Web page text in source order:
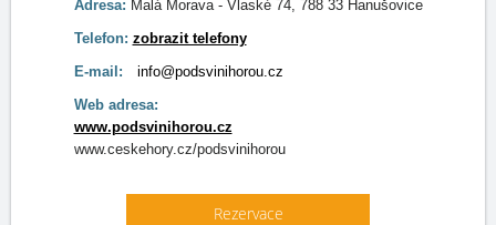
Adresa: Malá Morava - Vlaské 74, 788 33 Hanušovice
Telefon: zobrazit telefony
E-mail:
info@podsvinihorou.cz
Web adresa:
www.podsvinihorou.cz
www.ceskehory.cz/podsvinihorou
Rezervace